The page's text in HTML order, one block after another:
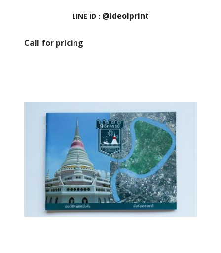
LINE ID : @ideolprint
Call for pricing